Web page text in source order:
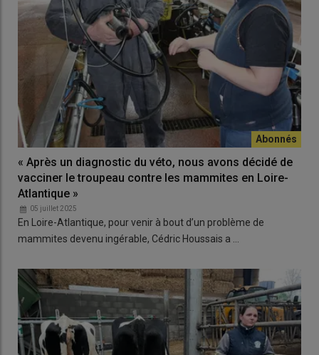
« Après un diagnostic du véto, nous avons décidé de
vacciner le troupeau contre les mammites en Loire-
Atlantique »
05 juillet 2025
En Loire-Atlantique, pour venir à bout d’un problème de
mammites devenu ingérable, Cédric Houssais a …